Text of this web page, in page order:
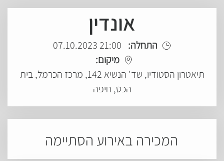
אונדין
התחלה: 21:00 07.10.2023
מיקום:
תיאטרון הסטודיו, שד' הנשיא 142, מרכז הכרמל, בית
הכט, חיפה
המכירה באירוע הסתיימה